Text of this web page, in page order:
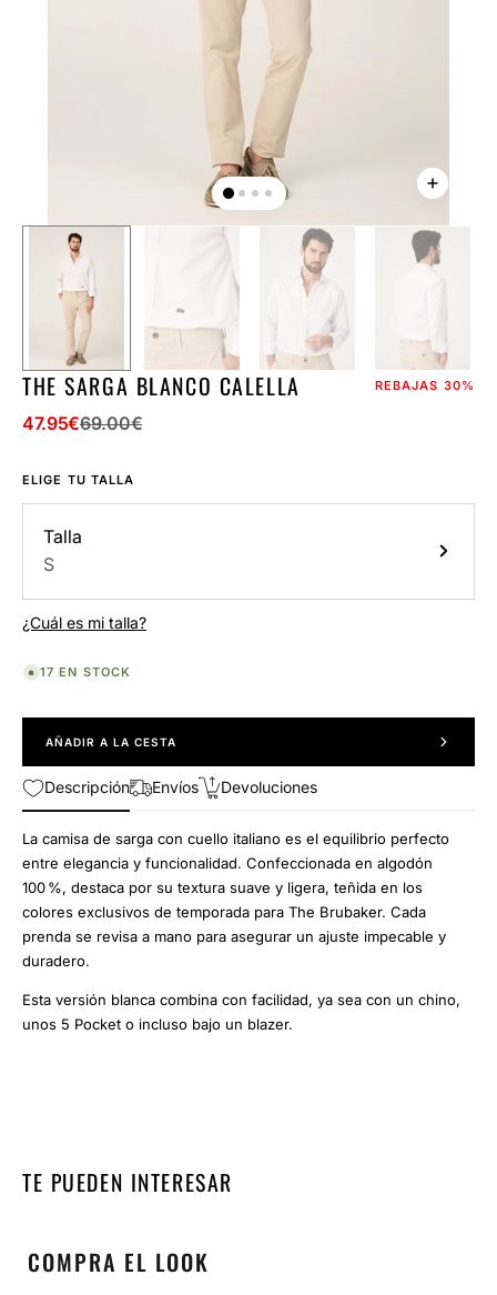
galería
THE SARGA BLANCO CALELLA REBAJAS 30%
Precio
venta
47.95€
Precio
69.00€
ELIGE TU TALLA
Talla
S
¿Cuál es mi talla?
17 EN STOCK
AÑADIR A LA CESTA
Descripción Envíos Devoluciones
La camisa de sarga con cuello italiano es el equilibrio perfecto
entre elegancia y funcionalidad. Confeccionada en algodón
100 %, destaca por su textura suave y ligera, teñida en los
colores exclusivos de temporada para The Brubaker. Cada
prenda se revisa a mano para asegurar un ajuste impecable y
duradero.
Esta versión blanca combina con facilidad, ya sea con un chino,
unos 5 Pocket o incluso bajo un blazer.
TE PUEDEN INTERESAR
COMPRA EL LOOK